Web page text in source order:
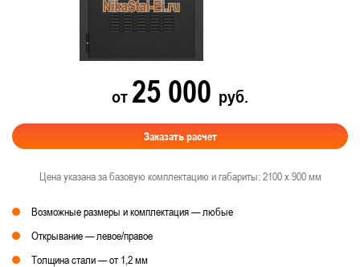
от 25 000 руб.
Заказать расчет
Цена указана за базовую комплектацию и габариты: 2100 х 900 мм
Возможные размеры и комплектация — любые
Открывание — левое/правое
Толщина стали — от 1,2 мм